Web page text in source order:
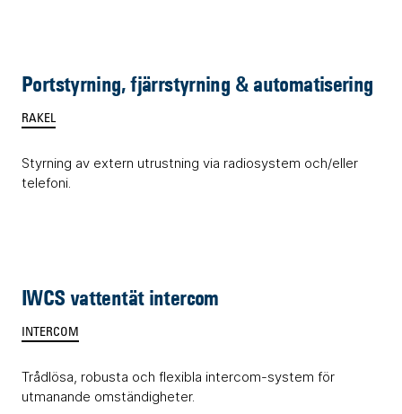
Portstyrning, fjärrstyrning & automatisering
RAKEL
Styrning av extern utrustning via radiosystem och/eller
telefoni.
IWCS vattentät intercom
INTERCOM
Trådlösa, robusta och flexibla intercom-system för
utmanande omständigheter.